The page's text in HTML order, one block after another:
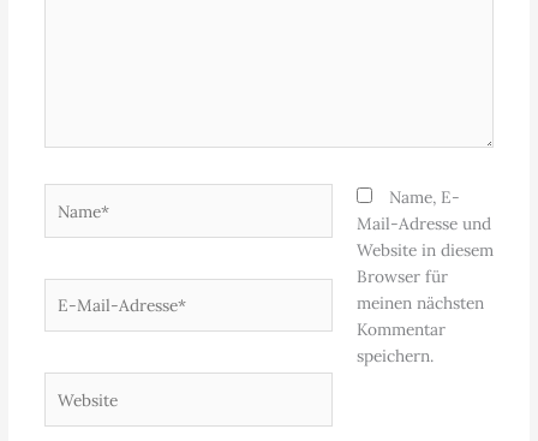
Mail-
Name, E-
Mail-Adresse und
Website in diesem
Browser für
meinen nächsten
Kommentar
speichern.